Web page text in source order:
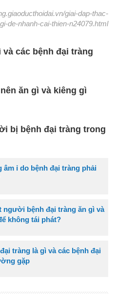
giai-dap-thac-
de-nhanh-cai-thien-n24079.html
các bệnh đại tràng
ăn gì và kiêng gì
bị bệnh đại tràng trong
âm ỉ do bệnh đại tràng phải
người bệnh đại tràng ăn gì và
không tái phát?
tràng là gì và các bệnh đại
gặp